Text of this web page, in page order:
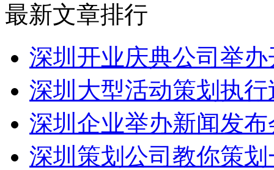
最新文章排行
深圳开业庆典公司举
深圳大型活动策划执
深圳企业举办新闻发
深圳策划公司教你策